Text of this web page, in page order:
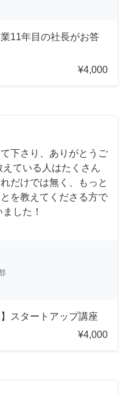
11年目の社長がお答
¥4,000
下さり、ありがとうご
ている人はたくさん
だけでは無く、もっと
を教えてくださる方で
した！
スタートアップ講座
¥4,000